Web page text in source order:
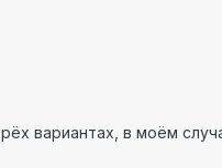
вариантах, в моём